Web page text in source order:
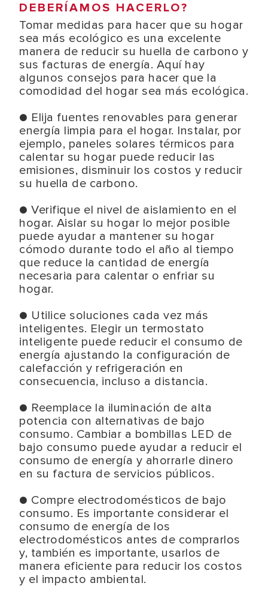
DEBERÍAMOS HACERLO?
Tomar medidas para hacer que su hogar
sea más ecológico es una excelente
manera de reducir su huella de carbono y
sus facturas de energía. Aquí hay
algunos consejos para hacer que la
comodidad del hogar sea más ecológica.
● Elija fuentes renovables para generar
energía limpia para el hogar. Instalar, por
ejemplo, paneles solares térmicos para
calentar su hogar puede reducir las
emisiones, disminuir los costos y reducir
su huella de carbono.
● Verifique el nivel de aislamiento en el
hogar. Aislar su hogar lo mejor posible
puede ayudar a mantener su hogar
cómodo durante todo el año al tiempo
que reduce la cantidad de energía
necesaria para calentar o enfriar su
hogar.
● Utilice soluciones cada vez más
inteligentes. Elegir un termostato
inteligente puede reducir el consumo de
energía ajustando la configuración de
calefacción y refrigeración en
consecuencia, incluso a distancia.
● Reemplace la iluminación de alta
potencia con alternativas de bajo
consumo. Cambiar a bombillas LED de
bajo consumo puede ayudar a reducir el
consumo de energía y ahorrarle dinero
en su factura de servicios públicos.
● Compre electrodomésticos de bajo
consumo. Es importante considerar el
consumo de energía de los
electrodomésticos antes de comprarlos
y, también es importante, usarlos de
manera eficiente para reducir los costos
y el impacto ambiental.